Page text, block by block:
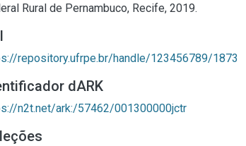
Rural de Pernambuco, Recife, 2019.
repository.ufrpe.br/handle/123456789/1873
dARK
n2t.net/ark:/57462/001300000jctr